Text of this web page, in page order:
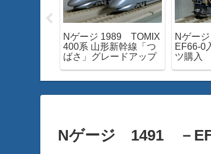
Nゲージ 1989 TOMIX
400系 山形新幹線「つ
ばさ」グレードアップ
Nゲー
EF66-0
ツ購入
Nゲージ 1491 －